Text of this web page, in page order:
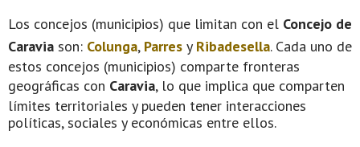
Los concejos (municipios) que limitan con el Concejo de
Caravia son: Colunga, Parres y Ribadesella. Cada uno de
estos concejos (municipios) comparte fronteras
geográficas con Caravia, lo que implica que comparten
límites territoriales y pueden tener interacciones
políticas, sociales y económicas entre ellos.